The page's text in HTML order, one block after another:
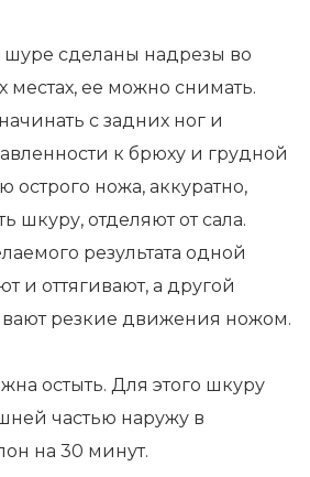
шуре сделаны надрезы во
местах, ее можно снимать.
с задних ног и
к брюху и грудной
острого ножа, аккуратно,
шкуру, отделяют от сала.
результата одной
и оттягивают, а другой
резкие движения ножом.
остыть. Для этого шкуру
частью наружу в
на 30 минут.